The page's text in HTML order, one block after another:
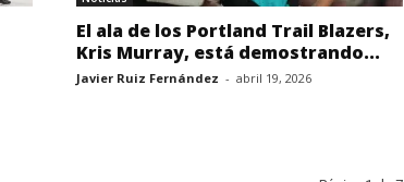
El ala de los Portland Trail Blazers,
Kris Murray, está demostrando...
Javier Ruiz Fernández - abril 19, 2026